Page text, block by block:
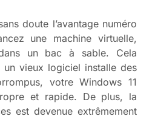
doute l’avantage numéro
une machine virtuelle,
un bac à sable. Cela
vieux logiciel installe des
votre Windows 11
et rapide. De plus, la
est devenue extrêmement